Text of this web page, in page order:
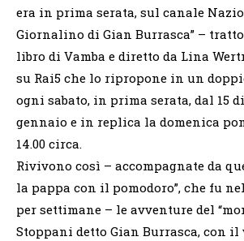
era in prima serata, sul canale
Giornalino di Gian Burrasca” –
libro di Vamba e diretto da Lina
su Rai5 che lo ripropone in un
ogni sabato, in prima serata, dal 15
gennaio e in replica la domenica
14.00 circa.
Rivivono così – accompagnate da
la pappa con il pomodoro”, che fu
per settimane – le avventure del
Stoppani detto Gian Burrasca, con il